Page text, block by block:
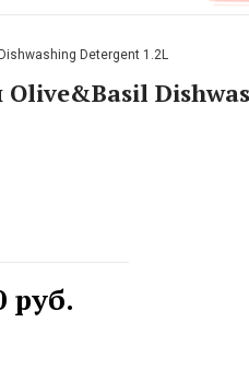
Detergent 1.2L
Olive&Basil
руб.